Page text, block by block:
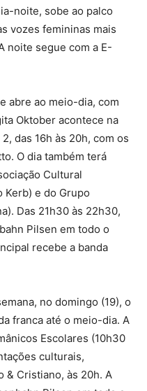
noite, sobe ao palco
vozes femininas mais
noite segue com a E-
abre ao meio-dia, com
Oktober acontece na
das 16h às 20h, com os
O dia também terá
Cultural
Kerb) e do Grupo
Das 21h30 às 22h30,
Pilsen em todo o
recebe a banda
no domingo (19), o
franca até o meio-dia. A
Escolares (10h30
culturais,
& Cristiano, às 20h. A